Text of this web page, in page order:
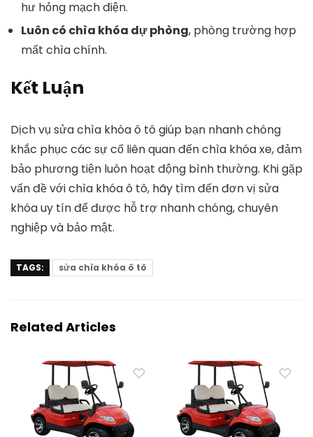
hư hỏng mạch điện.
Luôn có chìa khóa dự phòng, phòng trường hợp
mất chìa chính.
Kết Luận
Dịch vụ sửa chìa khóa ô tô giúp bạn nhanh chóng
khắc phục các sự cố liên quan đến chìa khóa xe, đảm
bảo phương tiện luôn hoạt động bình thường. Khi gặp
vấn đề với chìa khóa ô tô, hãy tìm đến đơn vị sửa
khóa uy tín để được hỗ trợ nhanh chóng, chuyên
nghiệp và bảo mật.
TAGS: sửa chìa khóa ô tô
Related Articles